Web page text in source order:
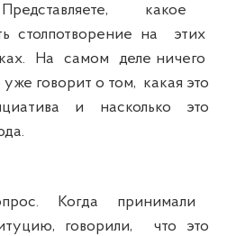
какое
на этих
На самом деле ничего
говорит о том, какая это
и насколько это
Когда принимали
говорили, что это